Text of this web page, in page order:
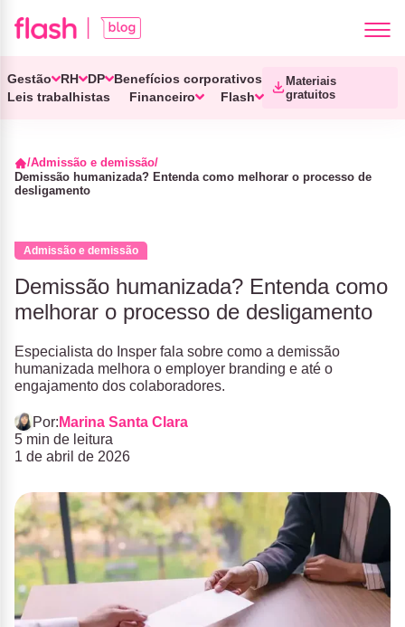
Gestão RH DP
Benefícios corporativos
Leis trabalhistas
Financeiro Flash
Materiais
gratuitos
Admissão e demissão
Demissão humanizada? Entenda como melhorar o processo de
desligamento
Admissão e demissão
Demissão humanizada? Entenda como
melhorar o processo de desligamento
Especialista do Insper fala sobre como a demissão
humanizada melhora o employer branding e até o
engajamento dos colaboradores.
Por: Marina Santa Clara
5 min de leitura
1 de abril de 2026